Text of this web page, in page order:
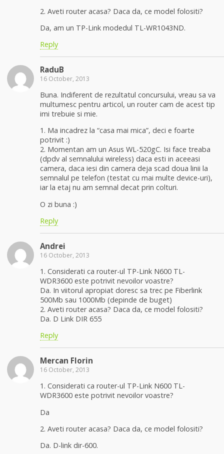
2. Aveti router acasa? Daca da, ce model folositi?
Da, am un TP-Link modedul TL-WR1043ND.
Reply
RaduB
16 October, 2013
Buna. Indiferent de rezultatul concursului, vreau sa va
multumesc pentru articol, un router cam de acest tip
imi trebuie si mie.
1. Ma incadrez la “casa mai mica”, deci e foarte
potrivit :)
2. Momentan am un Asus WL-520gC. Isi face treaba
(dpdv al semnalului wireless) daca esti in aceeasi
camera, daca iesi din camera deja scad doua linii la
semnalul pe telefon (testat cu mai multe device-uri),
iar la etaj nu am semnal decat prin colturi.
O zi buna :)
Reply
Andrei
16 October, 2013
1. Considerati ca router-ul TP-Link N600 TL-
WDR3600 este potrivit nevoilor voastre?
Da. In viitorul apropiat doresc sa trec pe Fiberlink
500Mb sau 1000Mb (depinde de buget)
2. Aveti router acasa? Daca da, ce model folositi?
Da. D Link DIR 655
Reply
Mercan Florin
16 October, 2013
1. Considerati ca router-ul TP-Link N600 TL-
WDR3600 este potrivit nevoilor voastre?
Da
2. Aveti router acasa? Daca da, ce model folositi?
Da. D-link dir-600.